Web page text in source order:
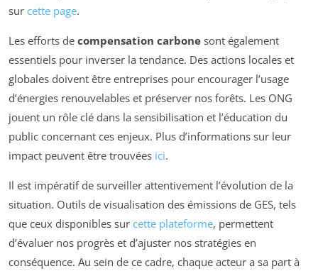
sur cette page.
Les efforts de compensation carbone sont également
essentiels pour inverser la tendance. Des actions locales et
globales doivent être entreprises pour encourager l’usage
d’énergies renouvelables et préserver nos forêts. Les ONG
jouent un rôle clé dans la sensibilisation et l’éducation du
public concernant ces enjeux. Plus d’informations sur leur
impact peuvent être trouvées ici.
Il est impératif de surveiller attentivement l’évolution de la
situation. Outils de visualisation des émissions de GES, tels
que ceux disponibles sur cette plateforme, permettent
d’évaluer nos progrès et d’ajuster nos stratégies en
conséquence. Au sein de ce cadre, chaque acteur a sa part à